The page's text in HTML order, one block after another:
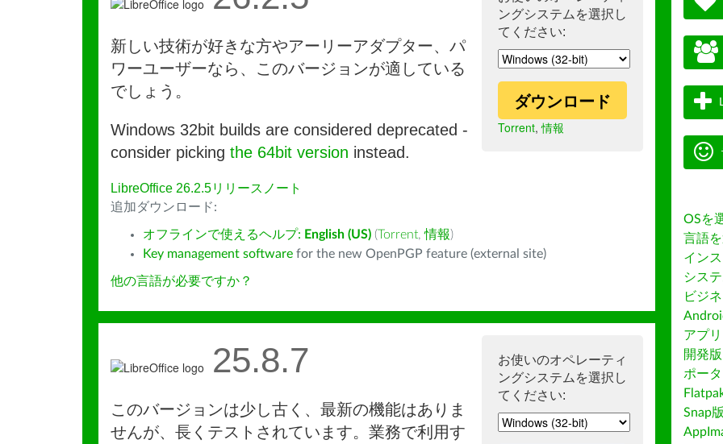
ングシステムを選択し
てください:
ダウンロード
Torrent,情報
新しい技術が好きな方やアーリーアダプター、パ
ワーユーザーなら、このバージョンが適している
でしょう。
Windows 32bit builds are considered deprecated -
consider picking the 64bit version instead.
LibreOffice 26.2.5リリースノート
追加ダウンロード:
オフラインで使えるヘルプ: English (US) (Torrent,情報)
Key management software for the new OpenPGP feature (external site)
他の言語が必要ですか？
お使いのオペレーティ
ングシステムを選択し
てください:
25.8.7
このバージョンは少し古く、最新の機能はありま
せんが、長くテストされています。業務で利用す
OSを
言語
イン
シス
ビジ
アプ
開発版
ポー
Snap版